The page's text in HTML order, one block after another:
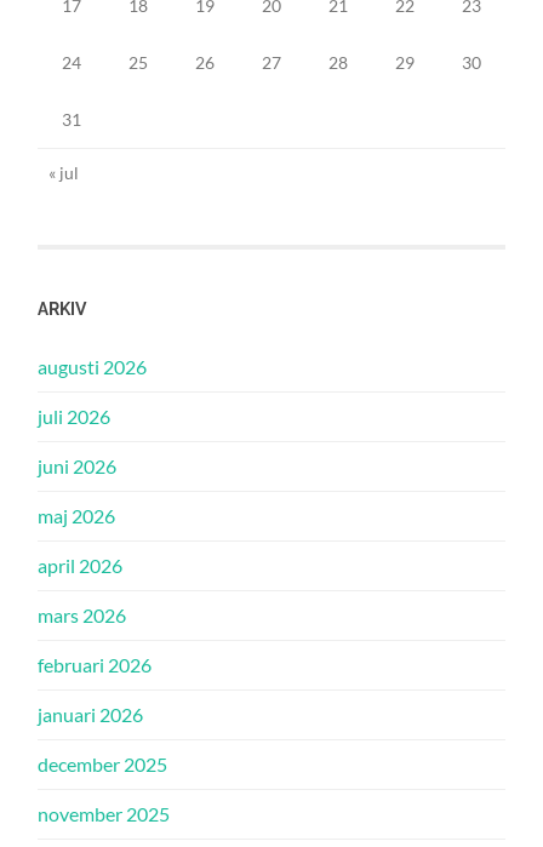
17 18 19 20 21 22 23
24 25 26 27 28 29 30
31
« jul
ARKIV
augusti 2026
juli 2026
juni 2026
maj 2026
april 2026
mars 2026
februari 2026
januari 2026
december 2025
november 2025